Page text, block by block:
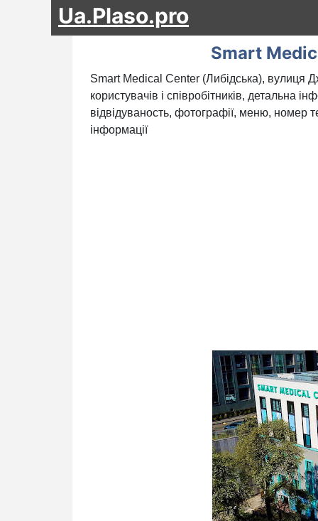
Ua.Plaso.pro
Smart
Smart Medical Center (Либідська), вулиця
користувачів і співробітників, детальна
відвідуваность, фотографії, меню, номер
інформації